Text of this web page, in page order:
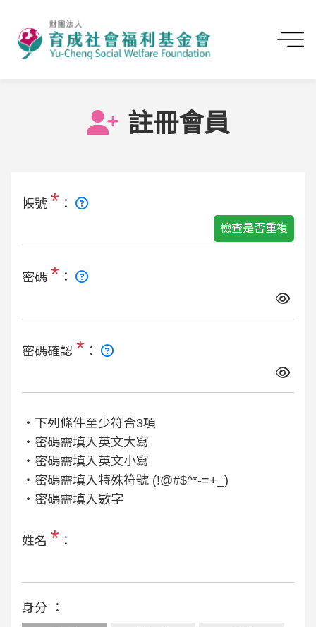
註冊會員
帳號 * ：
檢查是否重複
密碼 * ：
密碼確認 * ：
‧下列條件至少符合3項
‧密碼需填入英文大寫
‧密碼需填入英文小寫
‧密碼需填入特殊符號 (!@#$^*-=+_)
‧密碼需填入數字
姓名 * ：
身分 ：